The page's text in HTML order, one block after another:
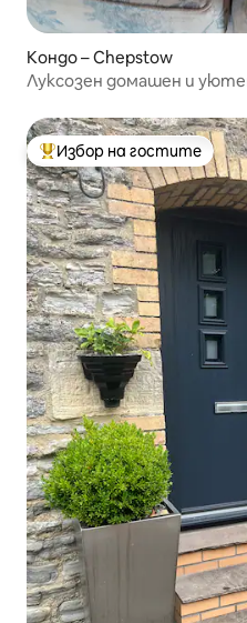
Кондо – Chepstow
Луксозен домашен и
Най-популярен избор на
Избор на гостите